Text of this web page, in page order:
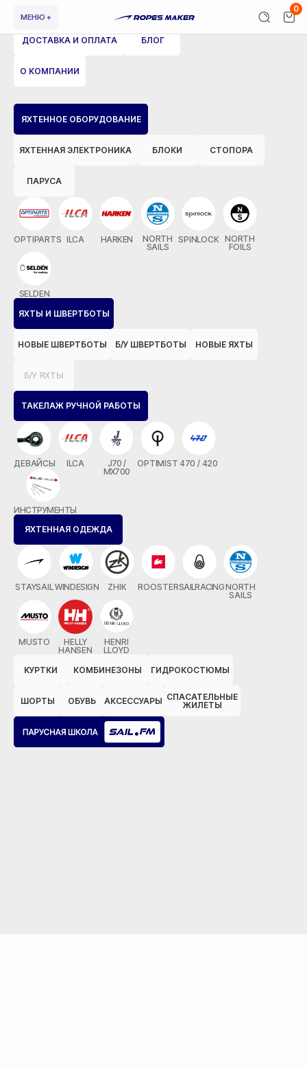
МЕНЮ +
0
ЯХТЕННОЕ ОБОРУДОВАНИЕ
ЯХТЕННАЯ ЭЛЕКТРОНИКА БЛОКИ СТОПОРА
ПАРУСА
OPTIPARTS ILCA HARKEN
NORTH
SAILS
SPINLOCK NORTH
FOILS
SELDEN
ЯХТЫ И ШВЕРТБОТЫ
НОВЫЕ ШВЕРТБОТЫ Б/У ШВЕРТБОТЫ НОВЫЕ ЯХТЫ
Б/У ЯХТЫ
ТАКЕЛАЖ РУЧНОЙ РАБОТЫ
ДЕВАЙСЫ ILCA
J70 /
MX700
OPTIMIST 470 / 420
ИНСТРУМЕНТЫ
ЯХТЕННАЯ ОДЕЖДА
STAYSAILWINDESIGN ZHIK ROOSTERSAILRACINGNORTH
SAILS
MUSTO
HELLY
HANSEN
HENRI
LLOYD
КУРТКИ
КОМБИНЕЗОНЫ ГИДРОКОСТЮМЫ
ШОРТЫ ОБУВЬ АКСЕССУАРЫ СПАСАТЕЛЬНЫЕ
ЖИЛЕТЫ
ДОСТАВКА И ОПЛАТА БЛОГ
О КОМПАНИИ